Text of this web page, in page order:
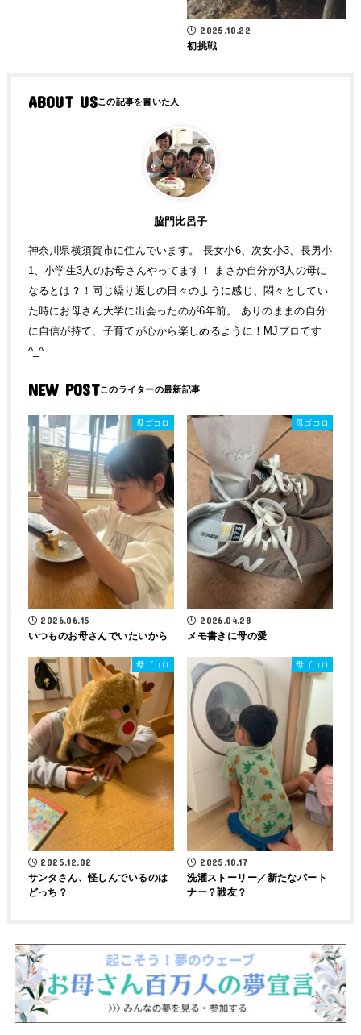
2025.10.22
初挑戦
ABOUT US
脇門比呂子
神奈川県横須賀市に住んでいます。 長女小6、次女小3、長男小
1、小学生3人のお母さんやってます！ まさか自分が3人の母に
なるとは？！同じ繰り返しの日々のように感じ、悶々としてい
た時にお母さん大学に出会ったのが6年前。 ありのままの自分
に自信が持て、子育てが心から楽しめるように！MJプロです
^_^
NEW POST
母ゴコロ
2026.06.15
いつものお母さんでいたいから
母ゴコロ
2026.04.28
メモ書きに母の愛
母ゴコロ
2025.12.02
サンタさん、怪しんでいるのは
どっち？
母ゴコロ
2025.10.17
洗濯ストーリー／新たなパート
ナー？戦友？